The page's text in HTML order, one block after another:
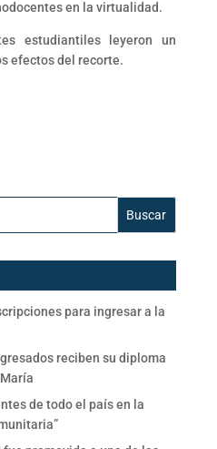
en la virtualidad.
estudiantiles leyeron un
efectos del recorte.
para ingresar a la
reciben su diploma
de todo el país en la